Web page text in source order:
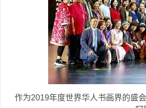
作为2019年度世界华人书画界的盛